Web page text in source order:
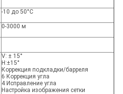
-10 до 50°C
0-3000 м
V: ± 15°
H:±15°
Коррекция подкладки/барреля
6 Коррекция угла
4 Исправление угла
Настройка изображения сетки